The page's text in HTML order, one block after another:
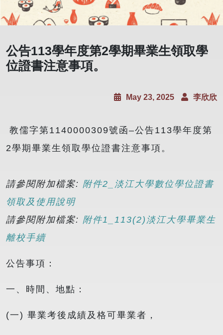
公告113學年度第2學期畢業生領取學
位證書注意事項。
May 23, 2025 李欣欣
教儒字第1140000309號函–公告113學年度第
2學期畢業生領取學位證書注意事項。
請參閱附加檔案: 附件2_淡江大學數位學位證書
領取及使用說明
請參閱附加檔案: 附件1_113(2)淡江大學畢業生
離校手續
公告事項：
一、時間、地點：
(一) 畢業考後成績及格可畢業者，